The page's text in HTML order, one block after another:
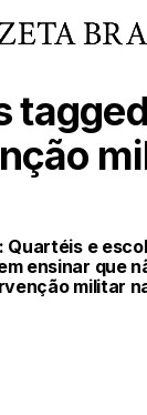
Quartéis e
ensinar que
militar